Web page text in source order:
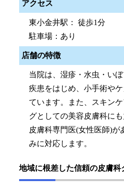
アクセス
東小金井駅： 徒歩1分
駐車場：あり
店舗の特徴
当院は、湿疹・水虫・い
疾患をはじめ、小手術や
ています。また、スキン
グとしての美容皮膚科にも
皮膚科専門医(女性医師)が
みに対応します。
地域に根差した信頼の皮膚科